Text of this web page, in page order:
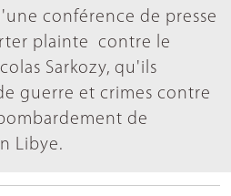
conférence de presse
plainte contre le
Sarkozy, qu'ils
guerre et crimes contre
de
Libye.